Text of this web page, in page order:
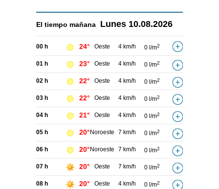
El tiempo mañana Lunes 10.08.2026
00 h 24° Oeste 4 km/h 0 l/m2
01 h 23° Oeste 4 km/h 0 l/m2
02 h 22° Oeste 4 km/h 0 l/m2
03 h 22° Oeste 4 km/h 0 l/m2
04 h 21° Oeste 4 km/h 0 l/m2
05 h 20° Noroeste 7 km/h 0 l/m2
06 h 20° Noroeste 7 km/h 0 l/m2
07 h 20° Oeste 7 km/h 0 l/m2
08 h 20° Oeste 4 km/h 0 l/m2